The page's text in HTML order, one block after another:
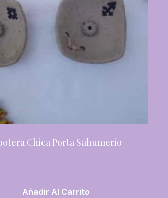
Chica Porta Sahumerio
Añadir Al Carrito